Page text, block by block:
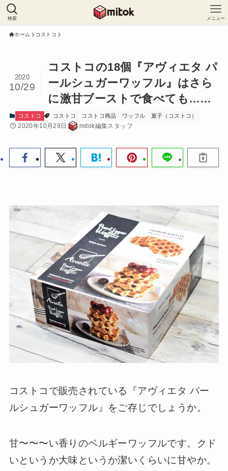
検索 メニュー
ホーム コストコ
コストコの18個『アヴィエタ パ
ールシュガーワッフル』はさら
に激甘ブーストで食べても……
2020
10/29
コストコ コストコ コストコ商品 ワッフル 菓子（コストコ）
2020年10月29日 mitok編集スタッフ
コストコで販売されている『アヴィエタ パー
ルシュガーワッフル』をご存じでしょうか。
甘〜〜〜い香りのベルギーワッフルです。クド
いというか大味というか潔いくらいに甘やか。